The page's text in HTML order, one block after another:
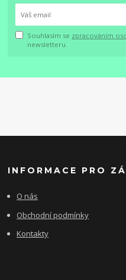
Souhlasím se zpracováním
newsletteru.
INFORMACE PRO
O nás
Obchodní podmínky
Kontakty